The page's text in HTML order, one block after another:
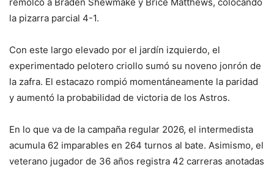
la pizarra parcial 4-1.
Con este largo elevado por el jardín izquierdo, el
experimentado pelotero criollo sumó su noveno jonrón de
la zafra. El estacazo rompió momentáneamente la paridad
y aumentó la probabilidad de victoria de los Astros.
En lo que va de la campaña regular 2026, el intermedista
acumula 62 imparables en 264 turnos al bate. Asimismo, el
veterano jugador de 36 años registra 42 carreras anotadas